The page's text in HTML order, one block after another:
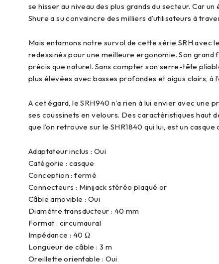
se hisser au niveau des plus grands du secteur. Car
Shure a su convaincre des milliers d’utilisateurs à
Mais entamons notre survol de cette série SRH avec
redessinés pour une meilleure ergonomie. Son grand
précis que naturel. Sans compter son serre-tête
plus élevées avec basses profondes et aigus clairs, à
A cet égard, le SRH940 n’a rien à lui envier avec
ses coussinets en velours. Des caractéristiques haut
que l’on retrouve sur le SHR1840 qui lui, est un
Adaptateur inclus : Oui
Catégorie : casque
Conception : fermé
Connecteurs : Minijack stéréo plaqué or
Câble amovible : Oui
Diamètre transducteur : 40 mm
Format : circumaural
Impédance : 40 Ω
Longueur de câble : 3 m
Oreillette orientable : Oui